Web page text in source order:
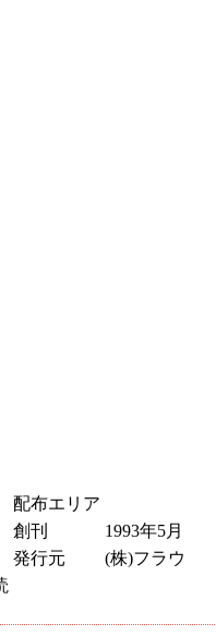
配布エリア
創刊
1993年5月
発行元
(株)フラウ